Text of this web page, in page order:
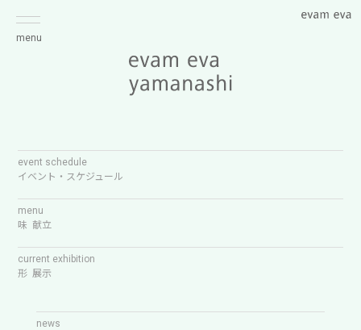
menu
event schedule
イベント・スケジュール
menu
味 献立
current exhibition
形 展示
news